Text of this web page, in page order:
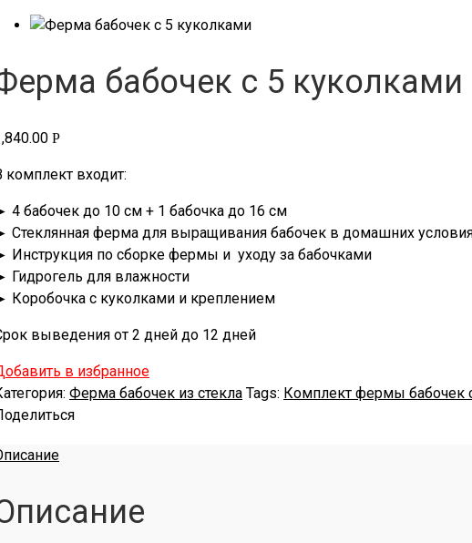
бабочек с 5 куколками
Р
комплект входит:
4 бабочек до 10 см + 1 бабочка до 16 см
Стеклянная ферма для выращивания бабочек в домашних
Инструкция по сборке фермы и уходу за бабочками
Гидрогель для влажности
Коробочка с куколками и креплением
выведения от 2 дней до 12 дней
в избранное
Ферма бабочек из стекла Tags: Комплект фермы бабочек